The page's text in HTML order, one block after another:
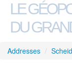
LE
DU
Addresses /